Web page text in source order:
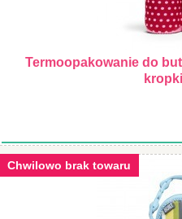
Termoopakowanie do
Chwilowo brak towaru